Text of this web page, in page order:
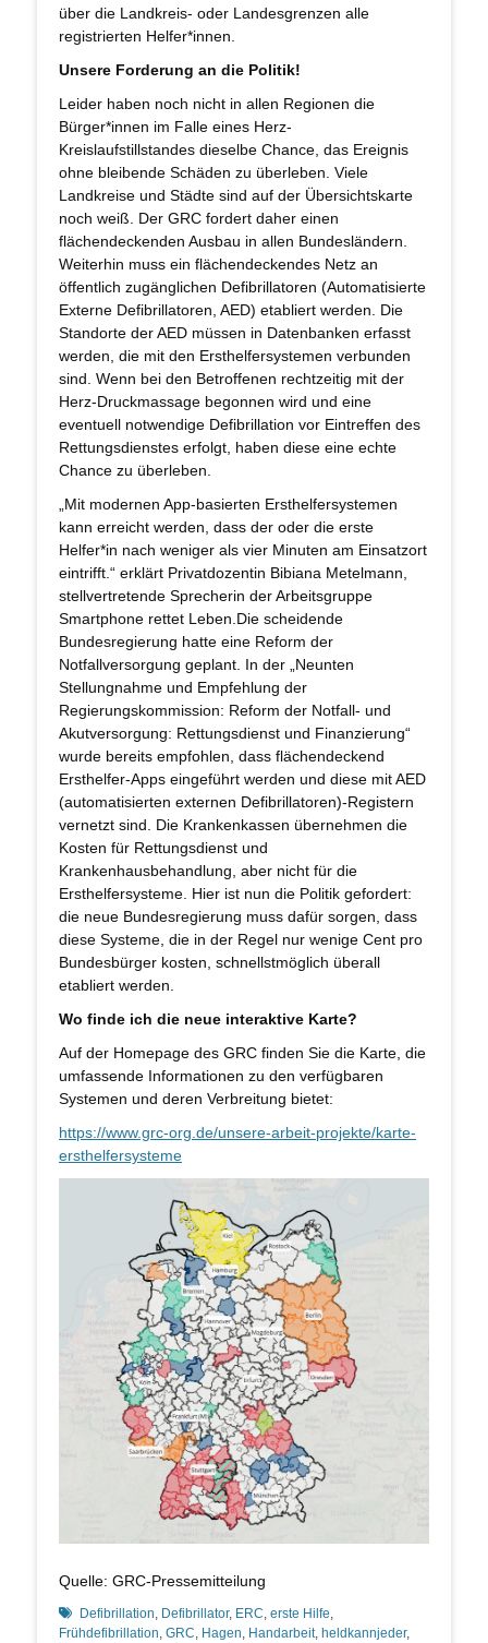
über die Landkreis- oder Landesgrenzen alle
registrierten Helfer*innen.
Unsere Forderung an die Politik!
Leider haben noch nicht in allen Regionen die
Bürger*innen im Falle eines Herz-
Kreislaufstillstandes dieselbe Chance, das Ereignis
ohne bleibende Schäden zu überleben. Viele
Landkreise und Städte sind auf der Übersichtskarte
noch weiß. Der GRC fordert daher einen
flächendeckenden Ausbau in allen Bundesländern.
Weiterhin muss ein flächendeckendes Netz an
öffentlich zugänglichen Defibrillatoren (Automatisierte
Externe Defibrillatoren, AED) etabliert werden. Die
Standorte der AED müssen in Datenbanken erfasst
werden, die mit den Ersthelfersystemen verbunden
sind. Wenn bei den Betroffenen rechtzeitig mit der
Herz-Druckmassage begonnen wird und eine
eventuell notwendige Defibrillation vor Eintreffen des
Rettungsdienstes erfolgt, haben diese eine echte
Chance zu überleben.
„Mit modernen App-basierten Ersthelfersystemen
kann erreicht werden, dass der oder die erste
Helfer*in nach weniger als vier Minuten am Einsatzort
eintrifft.“ erklärt Privatdozentin Bibiana Metelmann,
stellvertretende Sprecherin der Arbeitsgruppe
Smartphone rettet Leben.Die scheidende
Bundesregierung hatte eine Reform der
Notfallversorgung geplant. In der „Neunten
Stellungnahme und Empfehlung der
Regierungskommission: Reform der Notfall- und
Akutversorgung: Rettungsdienst und Finanzierung“
wurde bereits empfohlen, dass flächendeckend
Ersthelfer-Apps eingeführt werden und diese mit AED
(automatisierten externen Defibrillatoren)-Registern
vernetzt sind. Die Krankenkassen übernehmen die
Kosten für Rettungsdienst und
Krankenhausbehandlung, aber nicht für die
Ersthelfersysteme. Hier ist nun die Politik gefordert:
die neue Bundesregierung muss dafür sorgen, dass
diese Systeme, die in der Regel nur wenige Cent pro
Bundesbürger kosten, schnellstmöglich überall
etabliert werden.
Wo finde ich die neue interaktive Karte?
Auf der Homepage des GRC finden Sie die Karte, die
umfassende Informationen zu den verfügbaren
Systemen und deren Verbreitung bietet:
https://www.grc-org.de/unsere-arbeit-projekte/karte-
ersthelfersysteme
Quelle: GRC-Pressemitteilung
Schlagworte
Defibrillation, Defibrillator, ERC, erste Hilfe,
Frühdefibrillation, GRC, Hagen, Handarbeit, heldkannjeder,